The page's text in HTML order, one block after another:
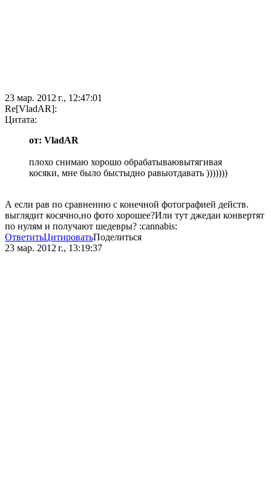
23 мар. 2012 г., 12:47:01
Re[VladAR]:
Цитата:
от: VladAR
плохо снимаю хорошо обрабатываювытягивая
косяки, мне было быстыдно равыотдавать )))))))
А если рав по сравнению с конечной фотографией действ.
выглядит косячно,но фото хорошее?Или тут джедаи конвертят
по нулям и получают шедевры? :cannabis:
ОтветитьЦитироватьПоделиться
23 мар. 2012 г., 13:19:37